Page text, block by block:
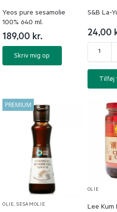
Yeos pure sesamolie
100% 640 ml.
189,00 kr.
Skriv mig op
S&B La-
24,00
Tilføj
PREMIUM
OLIE,SESAMOLIE
OLIE
Lee Kum